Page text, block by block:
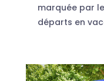
marquée par
départs en